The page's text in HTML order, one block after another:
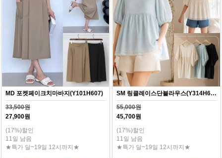
MD 포켓페이크치마바지(Y101H607)
33,500원
27,900원
(17%)할인
11일 남음
★특가 딜~19일 12시까지★
SM 링클레이스단블라우스(Y314H607)
55,000원
45,700원
(17%)할인
11일 남음
★특가 딜~19일 12시까지★